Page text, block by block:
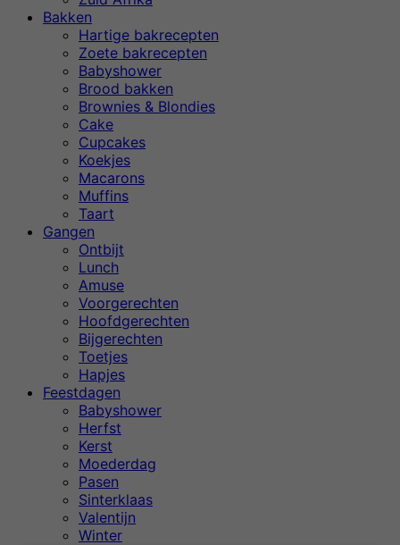
Bakken
Hartige bakrecepten
Zoete bakrecepten
Babyshower
Brood bakken
Brownies & Blondies
Cake
Cupcakes
Koekjes
Macarons
Muffins
Taart
Gangen
Ontbijt
Lunch
Amuse
Voorgerechten
Hoofdgerechten
Bijgerechten
Toetjes
Hapjes
Feestdagen
Babyshower
Herfst
Kerst
Moederdag
Pasen
Sinterklaas
Valentijn
Winter